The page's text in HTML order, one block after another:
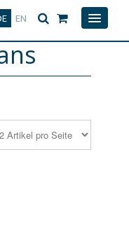
EN
Deutsch